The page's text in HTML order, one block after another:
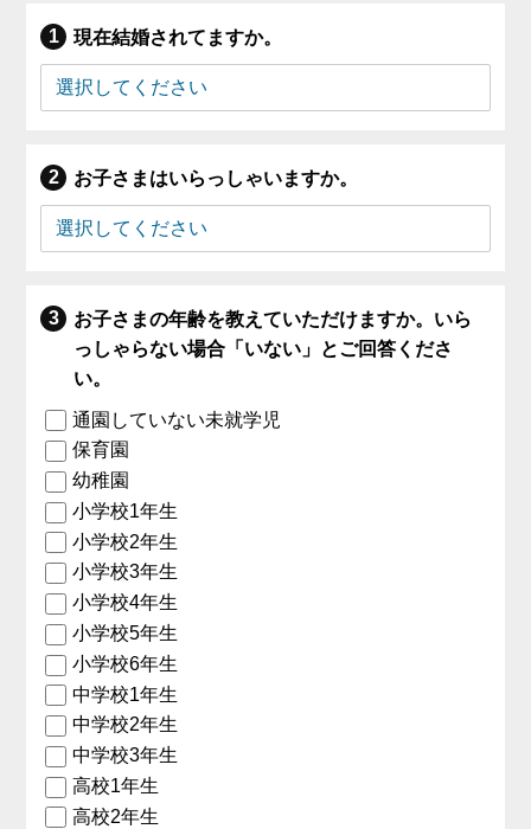
現在結婚されてますか。
お子さまはいらっしゃいますか。
お子さまの年齢を教えていただけますか。いら
っしゃらない場合「いない」とご回答くださ
い。
通園していない未就学児
保育園
幼稚園
小学校1年生
小学校2年生
小学校3年生
小学校4年生
小学校5年生
小学校6年生
中学校1年生
中学校2年生
中学校3年生
高校1年生
高校2年生